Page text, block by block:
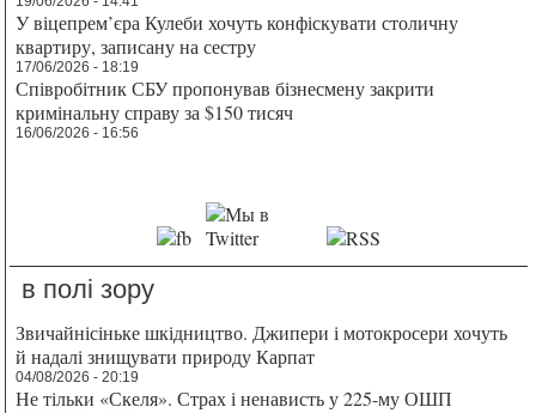
У віцепрем’єра Кулеби хочуть конфіскувати столичну
квартиру, записану на сестру
17/06/2026 - 18:19
Співробітник СБУ пропонував бізнесмену закрити
кримінальну справу за $150 тисяч
16/06/2026 - 16:56
в полі зору
Звичайнісіньке шкідництво. Джипери і мотокросери хочуть
й надалі знищувати природу Карпат
04/08/2026 - 20:19
Не тільки «Скеля». Страх і ненависть у 225-му ОШП